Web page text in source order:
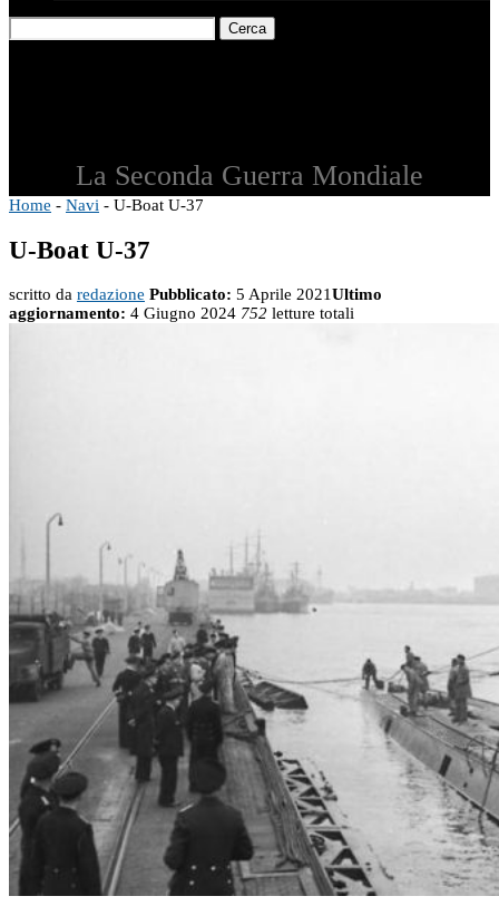
Cerca
La Seconda Guerra Mondiale
Home - Navi - U-Boat U-37
U-Boat U-37
scritto da redazione Pubblicato: 5 Aprile 2021Ultimo
aggiornamento: 4 Giugno 2024 752 letture totali